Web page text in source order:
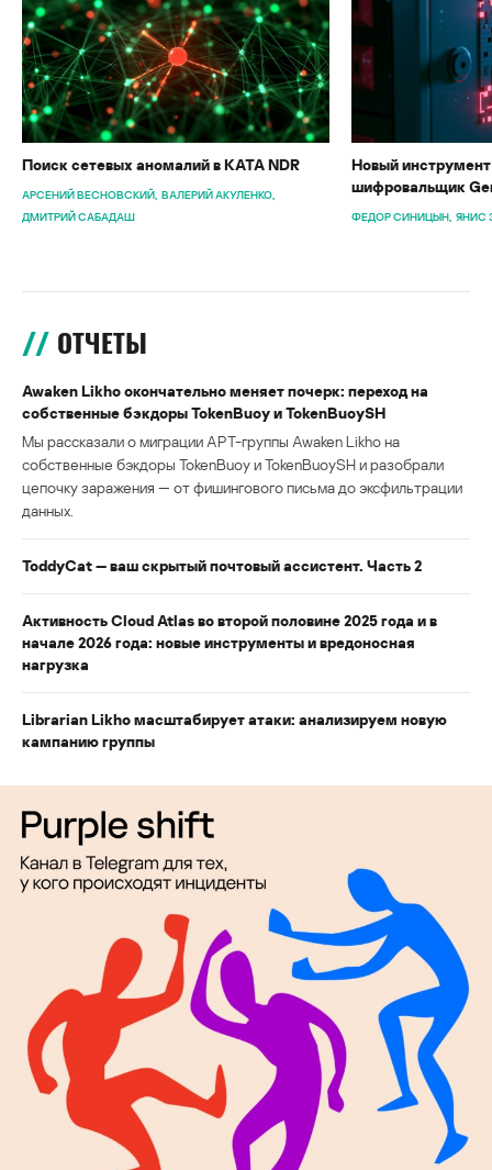
Поиск сетевых аномалий в KATA NDR
АРСЕНИЙ ВЕСНОВСКИЙ ВАЛЕРИЙ АКУЛЕНКО
ДМИТРИЙ САБАДАШ
Новый
шифровальщик
ФЕДОР СИНИЦЫН ЯНИС
ОТЧЕТЫ
Awaken Likho окончательно меняет почерк: переход на
собственные бэкдоры TokenBuoy и TokenBuoySH
Мы рассказали о миграции APT-группы Awaken Likho на
собственные бэкдоры TokenBuoy и TokenBuoySH и разобрали
цепочку заражения — от фишингового письма до эксфильтрации
данных.
ToddyCat — ваш скрытый почтовый ассистент. Часть 2
Активность Cloud Atlas во второй половине 2025 года и в
начале 2026 года: новые инструменты и вредоносная
нагрузка
Librarian Likho масштабирует атаки: анализируем новую
кампанию группы